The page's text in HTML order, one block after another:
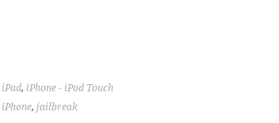
iPad, iPhone - iPod Touch
iPhone, jailbreak